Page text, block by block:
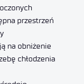
przestrzeń
na obniżenie
chłodzenia